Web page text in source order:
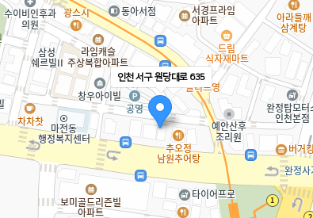
인천 서구 원당대로 635